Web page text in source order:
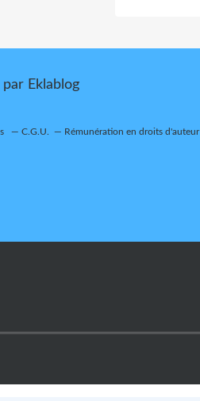
Eklablog
C.G.U. Rémunération en droits d'auteur